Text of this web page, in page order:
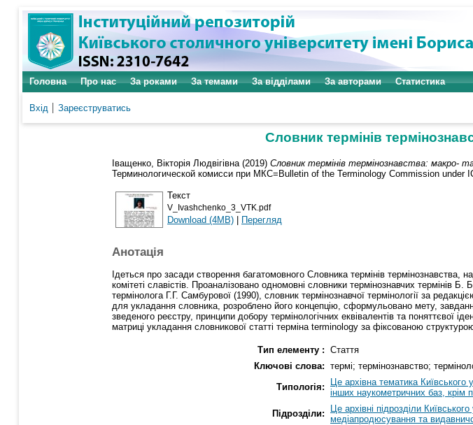
Головна Про нас За роками За темами За відділами За авторами Статистика
Вхід Зареєструватись
Словник термінів
Іващенко, Вікторія Людвігівна (2019) Словник термінів термінознавства: макро-
Терминологической комисси при МКС=Bulletin of the Terminology Commission under
Текст
V_Ivashchenko_3_VTK.pdf
Download (4MB) | Перегляд
Анотація
Ідеться про засади створення багатомовного Словника термінів
комітеті славістів. Проаналізовано одномовні словники термінознавчих
термінолога Г.Г. Самбурової (1990), словник термінознавчої термінології за
для укладання словника, розроблено його концепцію, сформульовано мету,
зведеного реєстру, принципи добору термінологічних еквівалентів та поняттєвої
матриці укладання словникової статті терміна terminology за фіксованою
Тип елементу : Стаття
Ключові слова: термі; термінознавство;
Типологія:
Це архівна тематика Київського
інших наукометричних баз, крім
Підрозділи:
Це архівні підрозділи
медіапродюсування та